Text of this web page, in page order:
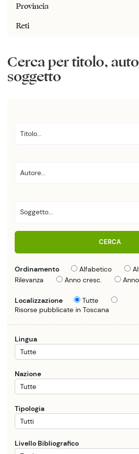
Provincia
Reti
Cerca per titolo,
soggetto
CERCA
Ordinamento Alfabetico
Rilevanza
Anno cresc.
Localizzazione
Tutte
Risorse pubblicate in Toscana
Lingua
Nazione
Tipologia
Livello Bibliografico